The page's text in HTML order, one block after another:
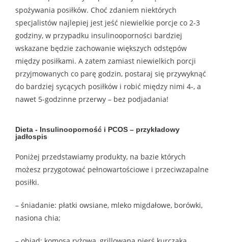
spożywania posiłków. Choć zdaniem niektórych
specjalistów najlepiej jest jeść niewielkie porcje co 2-3
godziny, w przypadku insulinooporności bardziej
wskazane będzie zachowanie większych odstępów
między posiłkami. A zatem zamiast niewielkich porcji
przyjmowanych co parę godzin, postaraj się przywyknąć
do bardziej sycących posiłków i robić między nimi 4-, a
nawet 5-godzinne przerwy – bez podjadania!
Dieta - Insulinooporność i PCOS – przykładowy
jadłospis
Poniżej przedstawiamy produkty, na bazie których
możesz przygotować pełnowartościowe i przeciwzapalne
posiłki.
– śniadanie: płatki owsiane, mleko migdałowe, borówki,
nasiona chia;